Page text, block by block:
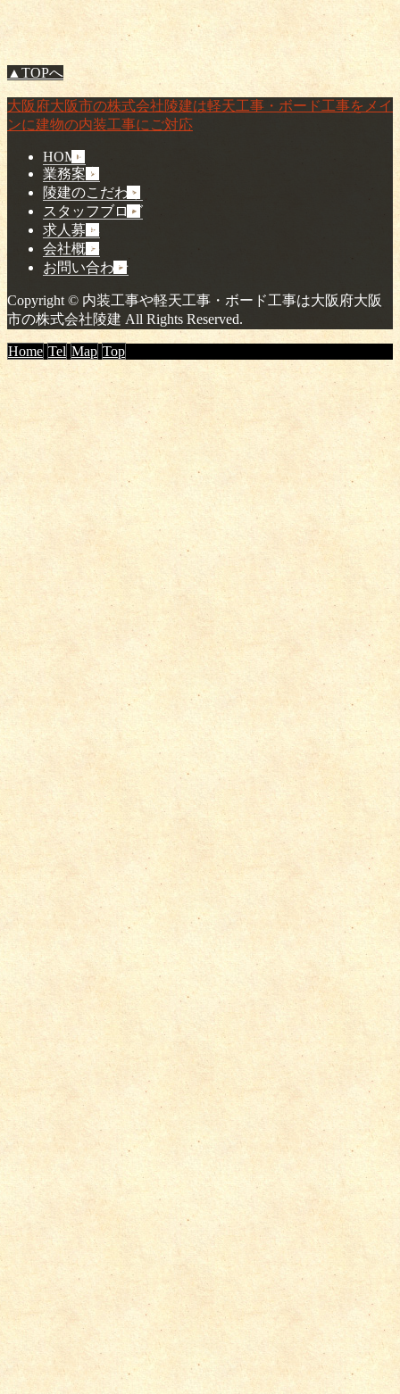
▲TOPへ
大阪府大阪市の株式会社陵建は軽天工事・ボード工事をメイ
ンに建物の内装工事にご対応
HOME
業務案内
陵建のこだわり
スタッフブログ
求人募集
会社概要
お問い合わせ
Copyright © 内装工事や軽天工事・ボード工事は大阪府大阪
市の株式会社陵建 All Rights Reserved.
Home Tel Map Top